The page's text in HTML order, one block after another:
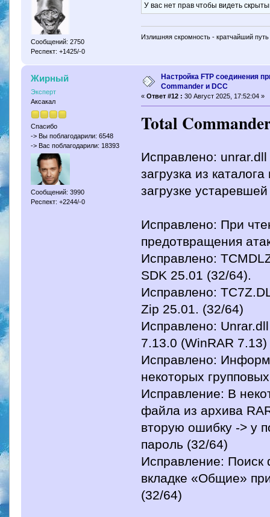
Сообщений: 2750
Респект: +1425/-0
У вас нет прав чтобы видеть
Излишняя скромность - кратчайший путь
Жирный
Эксперт
Аксакал
Спасибо
-> Вы поблагодарили: 6548
-> Вас поблагодарили: 18393
Сообщений: 3990
Респект: +2244/-0
Настройка FTP соединения
Commander и DCC
«Ответ #12 : 30 Август 2025, 17:52:04 »
Total
Исправлено: unrar.dll
загрузка из
загрузке
Исправлено: При
предотвращения
Исправлено:
SDK 25.01 (32/64).
Исправлено:
Zip 25.01. (32/64)
Исправлено:
7.13.0 (WinRAR
Исправлено:
некоторых
Исправление: В
файла из архива
вторую ошибку -> у
пароль (32/64)
Исправление: Поиск
вкладке «Общие»
(32/64)